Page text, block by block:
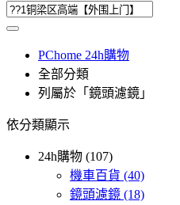
PChome 24h購物
全部分類
列屬於「鏡頭濾鏡」
依分類顯示
24h購物 (107)
機車百貨 (40)
鏡頭濾鏡 (18)